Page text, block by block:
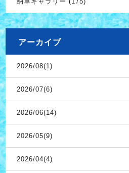
アーカイブ
2026/08(1)
2026/07(6)
2026/06(14)
2026/05(9)
2026/04(4)